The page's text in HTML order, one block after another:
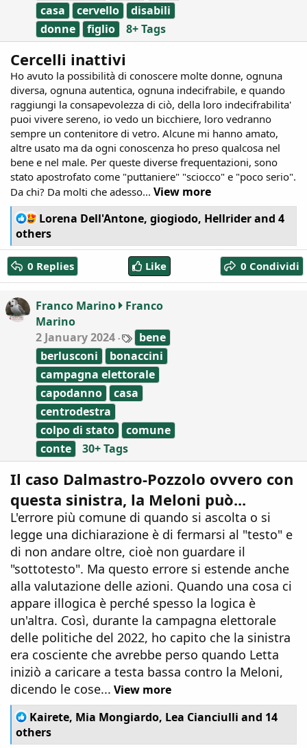
casa
cervello
disabili
donne
figlio 8+ Tags
Cercelli inattivi
Ho avuto la possibilità di conoscere molte donne, ognuna
diversa, ognuna autentica, ognuna indecifrabile, e quando
raggiungi la consapevolezza di ciò, della loro indecifrabilita'
puoi vivere sereno, io vedo un bicchiere, loro vedranno
sempre un contenitore di vetro. Alcune mi hanno amato,
altre usato ma da ogni conoscenza ho preso qualcosa nel
bene e nel male. Per queste diverse frequentazioni, sono
stato apostrofato come "puttaniere" "sciocco" e "poco serio".
Da chi? Da molti che adesso... View more
R
e
c
t
i
n
s
:
Lorena Dell'Antone, giogiodo, Hellriderand 4
others
0 Replies Like 0 Condividi
Franco Marino
Franco
Marino
2 January 2024
T
a
g
s
bene
berlusconi
bonaccini
campagna elettorale
capodanno
casa
centrodestra
colpo di stato
comune
conte
30+ Tags
Il caso Dalmastro-Pozzolo ovvero con
questa sinistra, la Meloni può...
L'errore più comune di quando si ascolta o si
legge una dichiarazione è di fermarsi al "testo" e
di non andare oltre, cioè non guardare il
"sottotesto". Ma questo errore si estende anche
alla valutazione delle azioni. Quando una cosa ci
appare illogica è perché spesso la logica è
un'altra. Così, durante la campagna elettorale
delle politiche del 2022, ho capito che la sinistra
era cosciente che avrebbe perso quando Letta
iniziò a caricare a testa bassa contro la Meloni,
dicendo le cose... View more
R
e
Kairete, Mia Mongiardo, Lea Cianciulli and 14
others